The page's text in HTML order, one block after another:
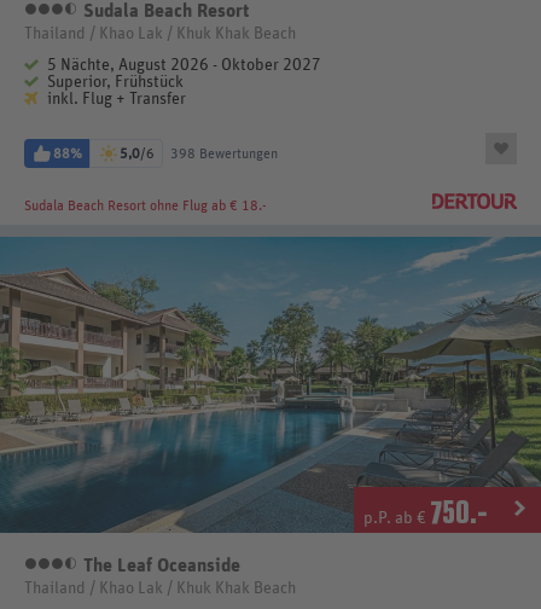
3,5 Sterne
Sudala Beach Resort
Thailand / Khao Lak / Khuk Khak Beach
5 Nächte, August 2026 - Oktober 2027
Superior, Frühstück
inkl. Flug + Transfer
88% 5,0/6 398 Bewertungen
Sudala Beach Resort ohne Flug ab € 18.-
p.P. ab € 750.-
3,5 Sterne
The Leaf Oceanside
Thailand / Khao Lak / Khuk Khak Beach